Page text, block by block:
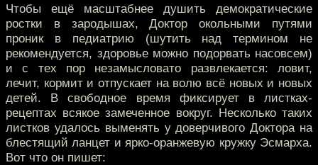
Чтобы ещё масштабнее душить демократические
ростки в зародышах, Доктор окольными путями
проник в педиатрию (шутить над термином не
рекомендуется, здоровье можно подорвать насовсем)
и с тех пор незамысловато развлекается: ловит,
лечит, кормит и отпускает на волю всё новых и новых
детей. В свободное время фиксирует в листках-
рецептах всякое замеченное вокруг. Несколько таких
листков удалось выменять у доверчивого Доктора на
блестящий ланцет и ярко-оранжевую кружку Эсмарха.
Вот что он пишет: